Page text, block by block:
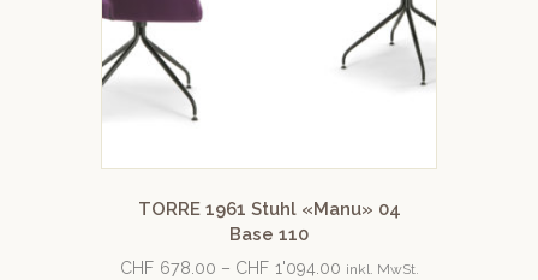
TORRE 1961 Stuhl «Manu» 04
Base 110
CHF 678.00 – CHF 1'094.00 inkl. MwSt.